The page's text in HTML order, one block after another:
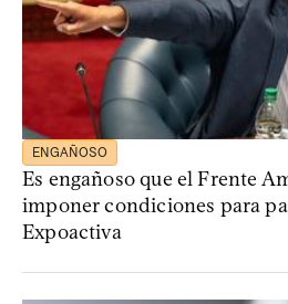
ENGAÑOSO
Es engañoso que el Frente
imponer condiciones para
Expoactiva